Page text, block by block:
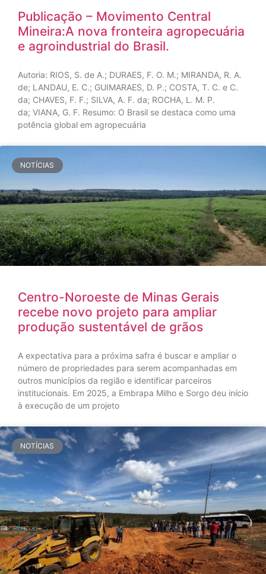
Publicação – Movimento Central
Mineira:A nova fronteira agropecuária
e agroindustrial do Brasil.
Autoria: RIOS, S. de A.; DURAES, F. O. M.; MIRANDA, R. A.
de; LANDAU, E. C.; GUIMARAES, D. P.; COSTA, T. C. e C.
da; CHAVES, F. F.; SILVA, A. F. da; ROCHA, L. M. P.
da; VIANA, G. F. Resumo: O Brasil se destaca como uma
potência global em agropecuária
NOTÍCIAS
Centro-Noroeste de Minas Gerais
recebe novo projeto para ampliar
produção sustentável de grãos
A expectativa para a próxima safra é buscar e ampliar o
número de propriedades para serem acompanhadas em
outros municípios da região e identificar parceiros
institucionais. Em 2025, a Embrapa Milho e Sorgo deu início
à execução de um projeto
NOTÍCIAS